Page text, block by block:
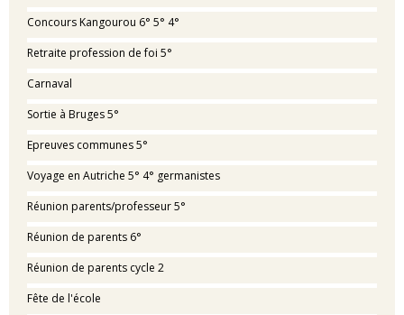
Concours Kangourou 6° 5° 4°
Retraite profession de foi 5°
Carnaval
Sortie à Bruges 5°
Epreuves communes 5°
Voyage en Autriche 5° 4° germanistes
Réunion parents/professeur 5°
Réunion de parents 6°
Réunion de parents cycle 2
Fête de l'école